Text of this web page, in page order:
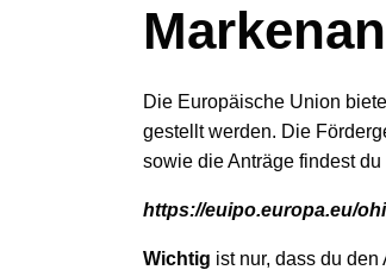
Die Europäische Union
gestellt werden. Die
sowie die Anträge findest
https://euipo.europa.eu/
Wichtig ist nur, dass du